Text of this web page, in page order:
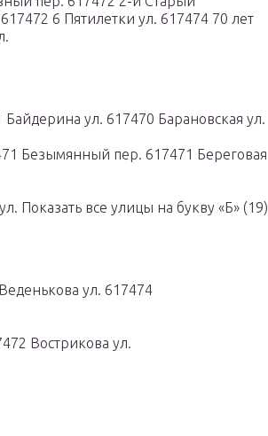
6 Пятилетки ул. 617474 70 лет
ул. 617470 Барановская ул.
Безымянный пер. 617471 Береговая
Показать все улицы на букву «Б» (19)
ул. 617474
Вострикова ул.